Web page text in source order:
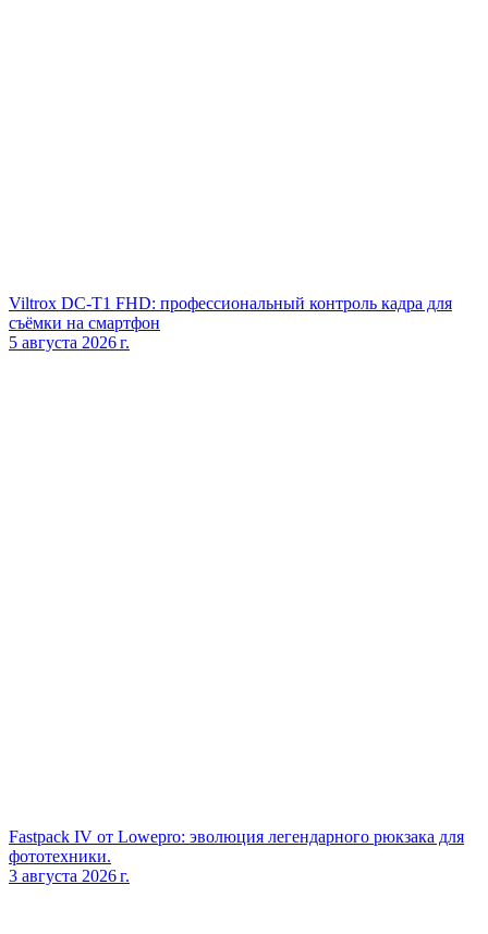
Viltrox DC‑T1 FHD: профессиональный контроль кадра для
съёмки на смартфон
5 августа 2026 г.
Fastpack IV от Lowepro: эволюция легендарного рюкзака для
фототехники.
3 августа 2026 г.